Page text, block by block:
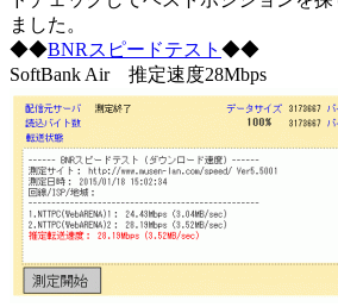
ました。
◆◆BNRスピードテスト ◆◆
SoftBank Air 推定速度28Mbps